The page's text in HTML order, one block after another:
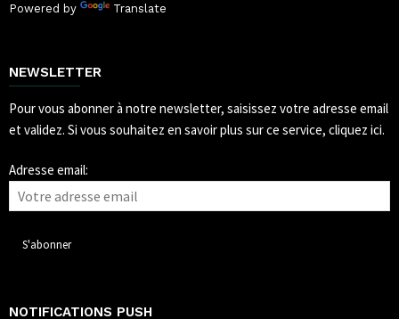
Powered by Translate
NEWSLETTER
Pour vous abonner à notre newsletter, saisissez votre adresse email
et validez. Si vous souhaitez en savoir plus sur ce service, cliquez ici.
Adresse email:
NOTIFICATIONS PUSH